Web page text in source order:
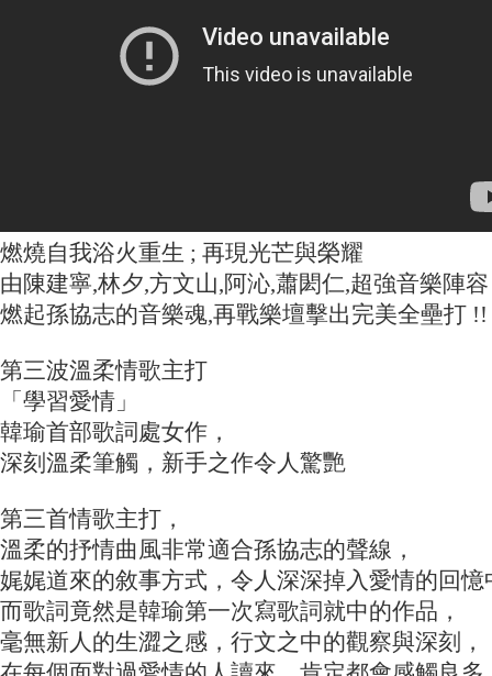
燃燒自我浴火重生 ; 再現光芒與榮耀
由陳建寧,林夕,方文山,阿沁,蕭閎仁,超強音樂陣容
燃起孫協志的音樂魂,再戰樂壇擊出完美全壘打 !!
第三波溫柔情歌主打
「學習愛情」
韓瑜首部歌詞處女作，
深刻溫柔筆觸，新手之作令人驚艷
第三首情歌主打，
溫柔的抒情曲風非常適合孫協志的聲線，
娓娓道來的敘事方式，令人深深掉入愛情的回憶
而歌詞竟然是韓瑜第一次寫歌詞就中的作品，
毫無新人的生澀之感，行文之中的觀察與深刻，